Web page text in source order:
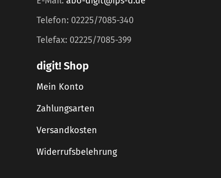
Telefon: 02225/7085-340
Telefax: 02225/7085-399
digit! Shop
Mein Konto
Zahlungsarten
Versandkosten
Widerrufsbelehrung